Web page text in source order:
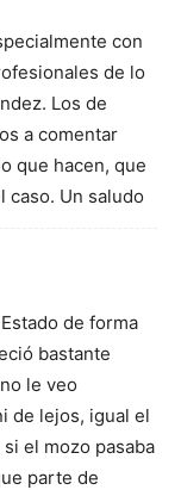
con
de lo
Los de
a comentar
que hacen, que
caso. Un saludo
de forma
bastante
le veo
de lejos, igual el
el mozo pasaba
parte de